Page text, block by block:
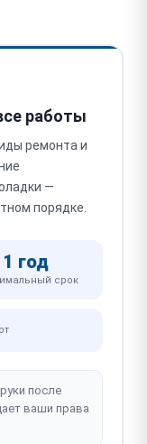
работы
ремонта и
—
порядке.
1 год
срок
после
ваши права